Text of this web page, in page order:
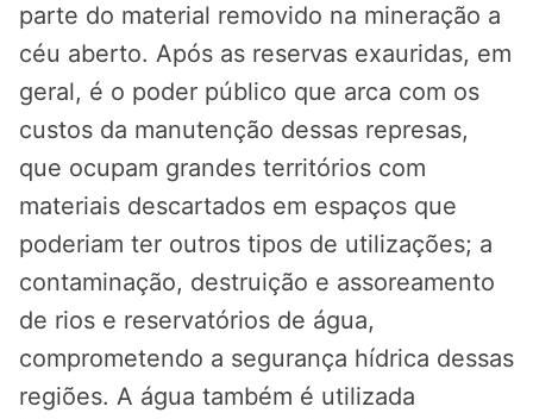
parte do material removido na mineração a
céu aberto. Após as reservas exauridas, em
geral, é o poder público que arca com os
custos da manutenção dessas represas,
que ocupam grandes territórios com
materiais descartados em espaços que
poderiam ter outros tipos de utilizações; a
contaminação, destruição e assoreamento
de rios e reservatórios de água,
comprometendo a segurança hídrica dessas
regiões. A água também é utilizada